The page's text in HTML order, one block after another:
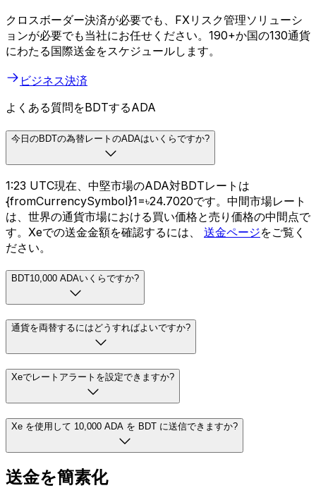
クロスボーダー決済が必要でも、FXリスク管理ソリューシ
ョンが必要でも当社にお任せください。190+か国の130通貨
にわたる国際送金をスケジュールします。
ビジネス決済
よくある質問をBDTするADA
今日のBDTの為替レートのADAはいくらですか?
1:23 UTC現在、中堅市場のADA対BDTレートは
{fromCurrencySymbol}1=৳24.7020です。中間市場レート
は、世界の通貨市場における買い価格と売り価格の中間点で
す。Xeでの送金金額を確認するには、 送金ページをご覧く
ださい。
BDT10,000 ADAいくらですか?
通貨を両替するにはどうすればよいですか?
Xeでレートアラートを設定できますか?
Xe を使用して 10,000 ADA を BDT に送信できますか?
送金を簡素化